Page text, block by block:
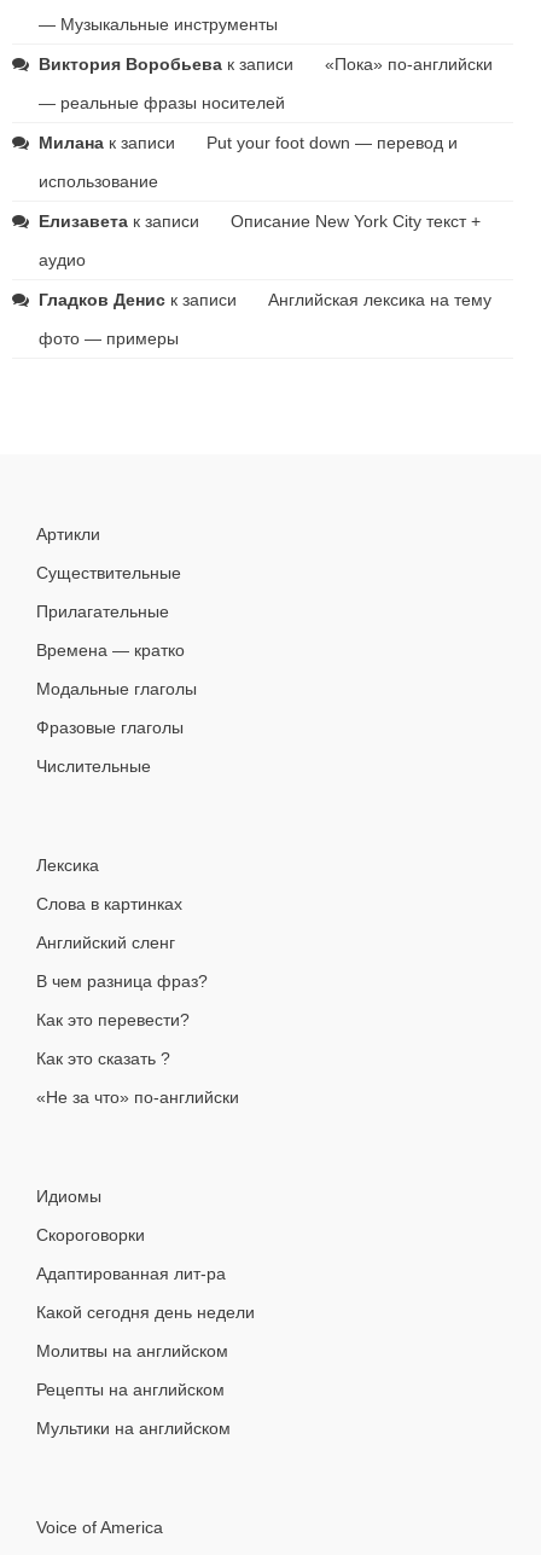
— Музыкальные инструменты
Виктория Воробьева к записи
«Пока» по-английски
— реальные фразы носителей
Милана к записи
Put your foot down — перевод и
использование
Елизавета к записи
Описание New York City текст +
аудио
Гладков Денис к записи
Английская лексика на тему
фото — примеры
Артикли
Существительные
Прилагательные
Времена — кратко
Модальные глаголы
Фразовые глаголы
Числительные
Лексика
Слова в картинках
Английский сленг
В чем разница фраз?
Как это перевести?
Как это сказать ?
«Не за что» по-английски
Идиомы
Скороговорки
Адаптированная лит-ра
Какой сегодня день недели
Молитвы на английском
Рецепты на английском
Мультики на английском
Voice of America